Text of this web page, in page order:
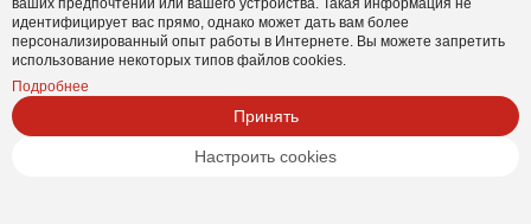
ваших предпочтений или вашего устройства. Такая информация не
идентифицирует вас прямо, однако может дать вам более
персонализированный опыт работы в Интернете. Вы можете запретить
использование некоторых типов файлов cookies.
Подробнее
Принять
Настроить cookies